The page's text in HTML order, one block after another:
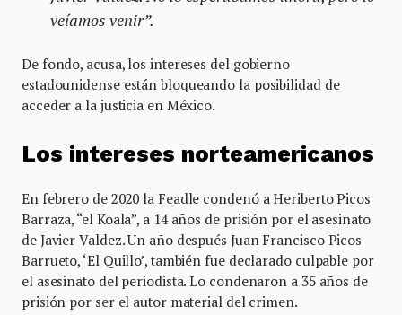
veíamos venir”.
De fondo, acusa, los intereses del gobierno
estadounidense están bloqueando la posibilidad de
acceder a la justicia en México.
Los intereses norteamericanos
En febrero de 2020 la Feadle condenó a Heriberto Picos
Barraza, “el Koala”, a 14 años de prisión por el asesinato
de Javier Valdez. Un año después Juan Francisco Picos
Barrueto, ‘El Quillo’, también fue declarado culpable por
el asesinato del periodista. Lo condenaron a 35 años de
prisión por ser el autor material del crimen.